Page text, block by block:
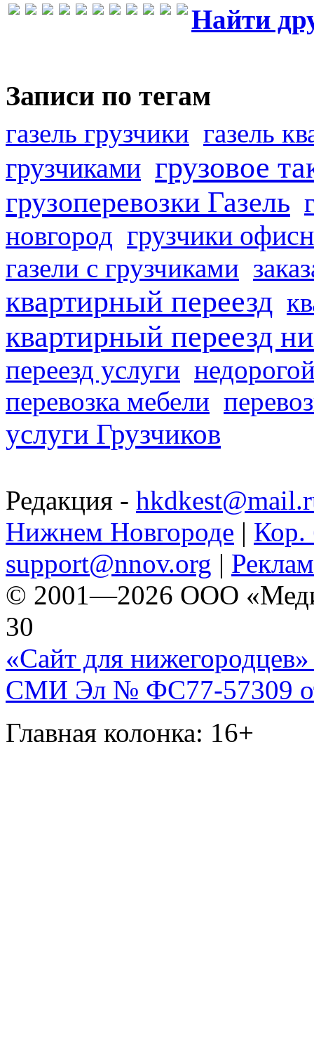
Найти
Записи по тегам
газель грузчики газель
грузчиками грузовое
грузоперевозки Газель
новгород грузчики
газели с грузчиками
квартирный переезд
квартирный переезд
переезд услуги
перевозка мебели
услуги Грузчиков
Редакция -
Нижнем Новгороде | Кор.
support@nnov.org |
© 2001—2026 ООО
30
«Сайт для нижегородцев»
СМИ Эл № ФС77-57309
Главная колонка: 16+